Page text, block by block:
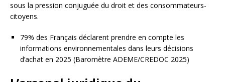
sous la pression conjuguée du droit et des consommateurs-
citoyens.
79% des Français déclarent prendre en compte les
informations environnementales dans leurs décisions
d’achat en 2025 (Baromètre ADEME/CREDOC 2025)